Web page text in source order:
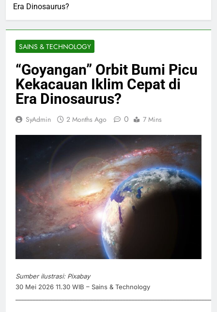
Era Dinosaurus?
SAINS & TECHNOLOGY
“Goyangan” Orbit Bumi Picu
Kekacauan Iklim Cepat di
Era Dinosaurus?
SyAdmin 2 Months Ago 0 7 Mins
Sumber ilustrasi: Pixabay
30 Mei 2026 11.30 WIB – Sains & Technology